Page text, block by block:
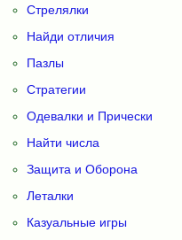
Стрелялки
Найди отличия
Пазлы
Стратегии
Одевалки и Прически
Найти числа
Защита и Оборона
Леталки
Казуальные игры